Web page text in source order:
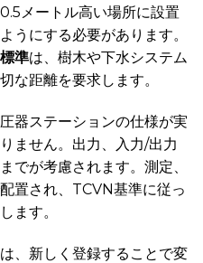
メートル高い場所に設置
うにする必要があります。
準は、樹木や下水システム
な距離を要求します。
器ステーションの仕様が実
ません。出力、入力/出力
でが考慮されます。測定、
置され、TCVN基準に従っ
ます。
、新しく登録することで変